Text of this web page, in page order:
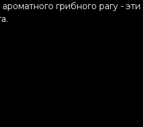
ароматного грибного рагу -